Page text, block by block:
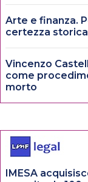
Arte e finanza.
certezza
Vincenzo
come
morto
IMESA